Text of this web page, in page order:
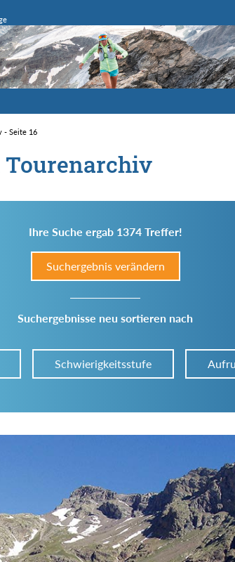
- Seite 16
Tourenarchiv
Ihre Suche ergab 1374 Treffer!
Suchergebnis verändern
Suchergebnisse neu sortieren nach
Schwierigkeitsstufe
Art der Tour:
Schwierigkeitsgrad: